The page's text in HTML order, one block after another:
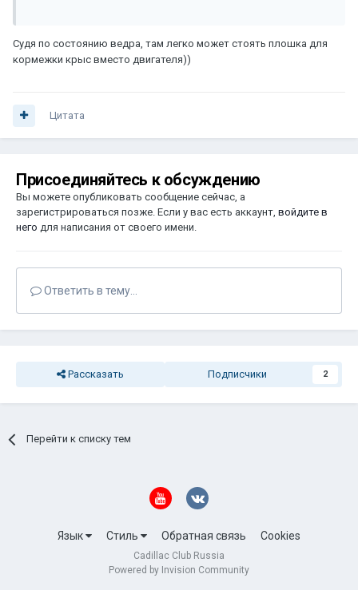
Судя по состоянию ведра, там легко может стоять плошка для
кормежки крыс вместо двигателя))
Цитата
Присоединяйтесь к обсуждению
Вы можете опубликовать сообщение сейчас, а
зарегистрироваться позже. Если у вас есть аккаунт, войдите в
него для написания от своего имени.
Ответить в тему...
Рассказать Подписчики 2
Перейти к списку тем
Язык Стиль Обратная связь Cookies
Cadillac Club Russia
Powered by Invision Community